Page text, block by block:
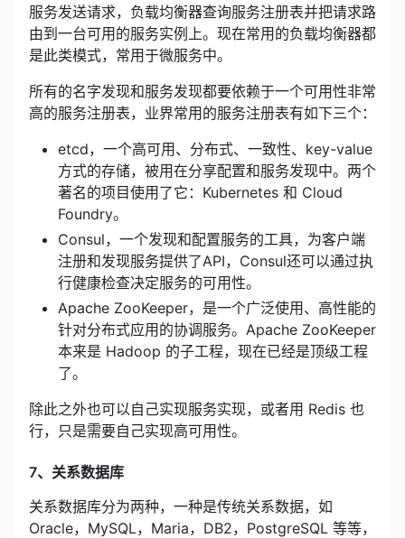
服务发送请求，负载均衡器查询服务注册表并把请求路
由到一台可用的服务实例上。现在常用的负载均衡器都
是此类模式，常用于微服务中。
所有的名字发现和服务发现都要依赖于一个可用性非常
高的服务注册表，业界常用的服务注册表有如下三个：
etcd，一个高可用、分布式、一致性、key-value
方式的存储，被用在分享配置和服务发现中。两个
著名的项目使用了它：Kubernetes 和 Cloud
Foundry。
Consul，一个发现和配置服务的工具，为客户端
注册和发现服务提供了API，Consul还可以通过执
行健康检查决定服务的可用性。
Apache ZooKeeper，是一个广泛使用、高性能的
针对分布式应用的协调服务。Apache ZooKeeper
本来是 Hadoop 的子工程，现在已经是顶级工程
了。
除此之外也可以自己实现服务实现，或者用 Redis 也
行，只是需要自己实现高可用性。
7、关系数据库
关系数据库分为两种，一种是传统关系数据，如
Oracle，MySQL，Maria，DB2，PostgreSQL 等等，